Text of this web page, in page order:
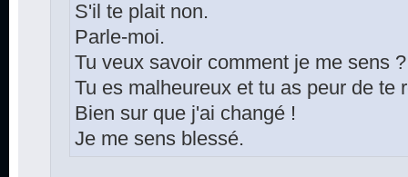
S'il te plait non.
Parle-moi.
Tu veux savoir comment je me sens ?
Tu es malheureux et tu as peur de te
Bien sur que j'ai changé !
Je me sens blessé.